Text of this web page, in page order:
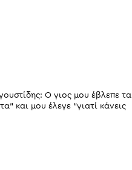
Ο γιος μου έβλεπε τα
και μου έλεγε "γιατί κάνεις